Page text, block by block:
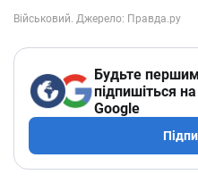
Будьте
підпишіться
Google